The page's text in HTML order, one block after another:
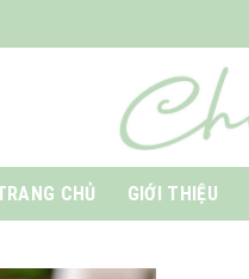
CHỦ GIỚI THIỆU